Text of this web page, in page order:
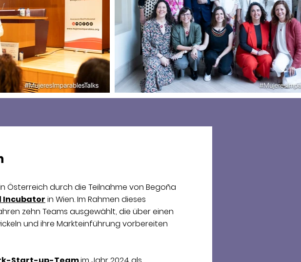
Österreich durch die Teilnahme von Begoña
Incubator in Wien. Im Rahmen dieses
zehn Teams ausgewählt, die über einen
und ihre Markteinführung vorbereiten